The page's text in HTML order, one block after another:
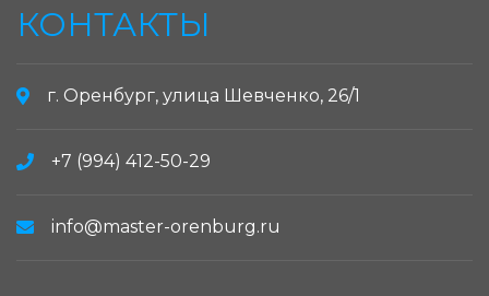
КОНТАКТЫ
г. Оренбург, улица Шевченко, 26/1
+7 (994) 412-50-29
info@master-orenburg.ru